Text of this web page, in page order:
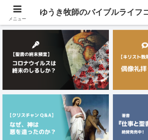
メニュー
メニュー
ゆうき牧師のバイブルライフ